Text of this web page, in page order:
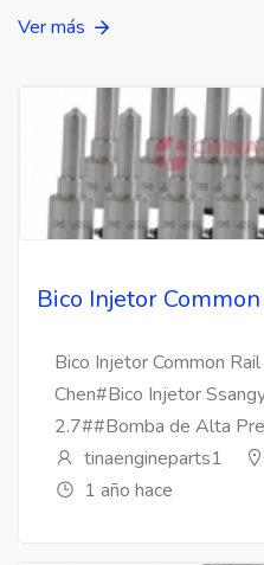
Ver más
Bico Injetor
Bico Injetor Common
Chen#Bico Injetor
2.7##Bomba de Alta
tinaengineparts1
1 año hace